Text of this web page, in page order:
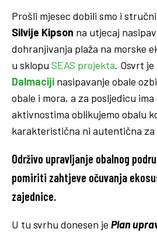
Prošli mjesec dobili smo i
Silvije Kipson na utjecaj
dohranjivanja plaža na morske
u sklopu SEAS projekta. Osvrt
Dalmaciji nasipavanje obale
obale i mora, a za posljedicu
aktivnostima oblikujemo obalu
karakteristična ni autentična za
Održivo upravljanje obalnog
pomiriti zahtjeve očuvanja
zajednice.
U tu svrhu donesen je Plan